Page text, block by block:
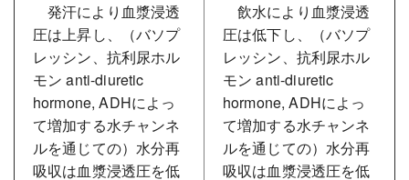
発汗により血漿浸透
圧は上昇し、（バソプ
レッシン、抗利尿ホル
モン anti-diuretic
hormone, ADHによっ
て増加する水チャンネ
ルを通じての）水分再
吸収は血漿浸透圧を低
飲水により血漿浸透
圧は低下し、（バソプ
レッシン、抗利尿ホル
モン anti-diuretic
hormone, ADHによっ
て増加する水チャンネ
ルを通じての）水分再
吸収は血漿浸透圧を低